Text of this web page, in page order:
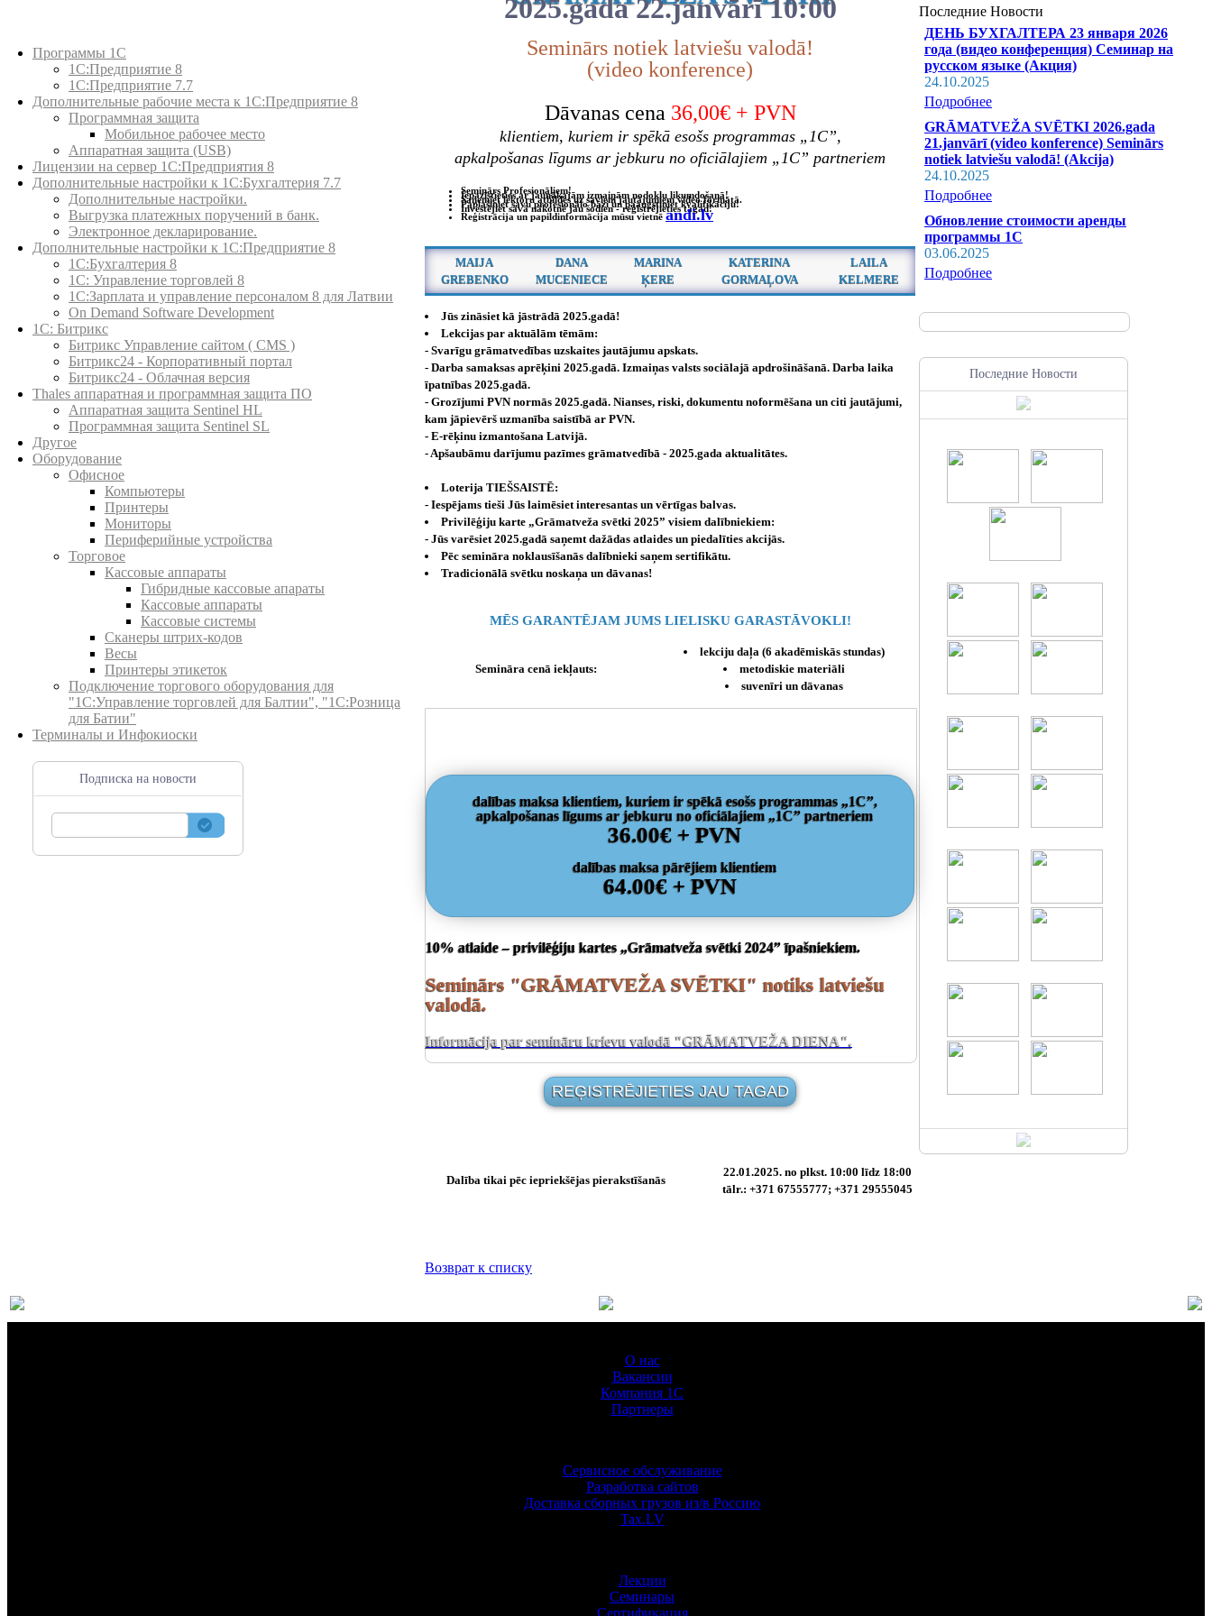
Программы 1С
1С:Предприятие 8
1С:Предприятие 7.7
Дополнительные рабочие места к 1С:Предприятие 8
Программная защита
Мобильное рабочее место
Аппаратная защита (USB)
Лицензии на сервер 1С:Предприятия 8
Дополнительные настройки к 1С:Бухгалтерия 7.7
Дополнительные настройки.
Выгрузка платежных поручений в банк.
Электронное декларирование.
Дополнительные настройки к 1С:Предприятие 8
1С:Бухгалтерия 8
1C: Управление торговлей 8
1С:Зарплата и управление персоналом 8 для Латвии
On Demand Software Development
1С: Битрикс
Битрикс Управление сайтом ( CMS )
Битрикс24 - Корпоративный портал
Битрикс24 - Облачная версия
Thales аппаратная и программная защита ПО
Аппаратная защита Sentinel HL
Программная защита Sentinel SL
Другое
Оборудование
Офисное
Компьютеры
Принтеры
Мониторы
Периферийные устройства
Торговое
Кассовые аппараты
Гибридные кассовые апараты
Кассовые аппараты
Кассовые системы
Сканеры штрих-кодов
Весы
Принтеры этикеток
Подключение торгового оборудования для
"1С:Управление торговлей для Балтии", "1С:Розница
для Батии"
Терминалы и Инфокиоски
Подписка на новости
2025.gada 22.janvārī 10:00
Seminārs notiek latviešu valodā!
(video konference)
Dāvanas cena 36,00€ + PVN
klientiem, kuriem ir spēkā esošs programmas „1C”,
apkalpošanas līgums ar jebkuru no oficiālajiem „1C” partneriem
Seminārs Profesionāļiem!
Iepazīstieties ar jaunākajām izmaiņām nodokļu likumdošanā!
Saņemiet lektoru atbildes uz saviem jautājumiem video formātā.
Paplašiniet savu profesionālo bāzi un paaugstiniet kvalifikāciju!
Investējiet savā nākotnē jau šodien - reģistrējieties tagad!
Reģistrācija un papildinformācija mūsu vietnē andi.lv
MAIJA
GREBENKO
DANA
MUCENIECE
MARINA
ĶERE
KATERINA
GORMAĻOVA
LAILA
KELMERE
Jūs zināsiet kā jāstrādā 2025.gadā!
Lekcijas par aktuālām tēmām:
- Svarīgu grāmatvedības uzskaites jautājumu apskats.
- Darba samaksas aprēķini 2025.gadā. Izmaiņas valsts sociālajā apdrošināšanā. Darba laika
īpatnības 2025.gadā.
- Grozījumi PVN normās 2025.gadā. Nianses, riski, dokumentu noformēšana un citi jautājumi,
kam jāpievērš uzmanība saistībā ar PVN.
- E-rēķinu izmantošana Latvijā.
- Apšaubāmu darījumu pazīmes grāmatvedībā - 2025.gada aktualitātes.
Loterija TIEŠSAISTĒ:
- Iespējams tieši Jūs laimēsiet interesantas un vērtīgas balvas.
Privilēģiju karte „Grāmatveža svētki 2025” visiem dalībniekiem:
- Jūs varēsiet 2025.gadā saņemt dažādas atlaides un piedalīties akcijās.
Pēc semināra noklausīšanās dalībnieki saņem sertifikātu.
Tradicionālā svētku noskaņa un dāvanas!
MĒS GARANTĒJAM JUMS LIELISKU GARASTĀVOKLI!
Semināra cenā iekļauts:
lekciju daļa (6 akadēmiskās stundas)
metodiskie materiāli
suvenīri un dāvanas
dalības maksa klientiem, kuriem ir spēkā esošs programmas „1C”,
apkalpošanas līgums ar jebkuru no oficiālajiem „1C” partneriem
36.00€ + PVN
dalības maksa pārējiem klientiem
64.00€ + PVN
10% atlaide – privilēģiju kartes „Grāmatveža svētki 2024” īpašniekiem.
Seminārs "GRĀMATVEŽA SVĒTKI" notiks latviešu
valodā.
Informācija par semināru krievu valodā "GRĀMATVEŽA DIENA".
REĢISTRĒJIETIES JAU TAGAD
Dalība tikai pēc iepriekšējas pierakstīšanās
22.01.2025. no plkst. 10:00 līdz 18:00
tālr.: +371 67555777; +371 29555045
Возврат к списку
Последние Новости
ДЕНЬ БУХГАЛТЕРА 23 января 2026
года (видео конференция) Семинар на
русском языке (Акция)
24.10.2025
Подробнее
GRĀMATVEŽA SVĒTKI 2026.gada
21.janvārī (video konference) Seminārs
notiek latviešu valodā! (Akcija)
24.10.2025
Подробнее
Обновление стоимости аренды
программы 1С
03.06.2025
Подробнее
Последние Новости
О нас
Вакансии
Компания 1С
Партнеры
Сервисное обслуживание
Разработка сайтов
Доставка сборных грузов из/в Россию
Tax.LV
Лекции
Семинары
Сертификация